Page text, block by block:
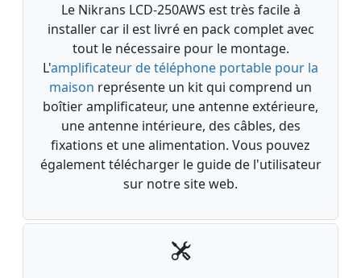
Le Nikrans LCD-250AWS est très facile à
installer car il est livré en pack complet avec
tout le nécessaire pour le montage.
L'amplificateur de téléphone portable pour la
maison représente un kit qui comprend un
boîtier amplificateur, une antenne extérieure,
une antenne intérieure, des câbles, des
fixations et une alimentation. Vous pouvez
également télécharger le guide de l'utilisateur
sur notre site web.